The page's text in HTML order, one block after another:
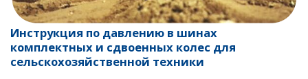
Инструкция по давлению в шинах
комплектных и сдвоенных колес для
сельскохозяйственной техники